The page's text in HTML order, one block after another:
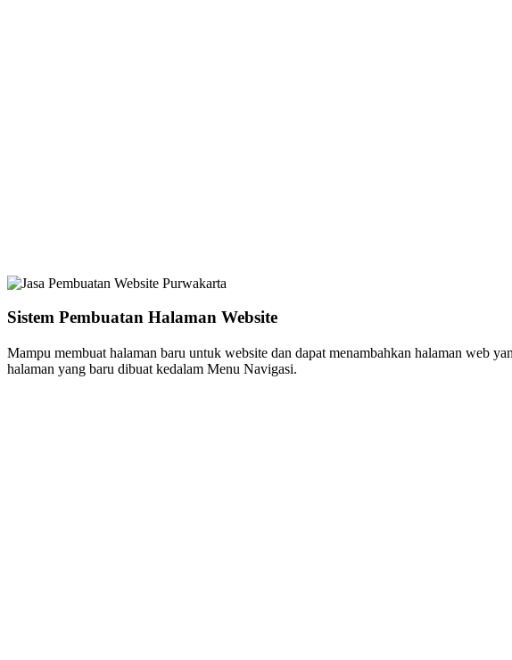
Sistem Pembuatan Halaman Website
Mampu membuat halaman baru untuk website dan dapat menambahkan halaman web
halaman yang baru dibuat kedalam Menu Navigasi.